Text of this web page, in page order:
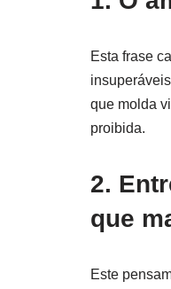
Esta frase
que molda
proibida.
2.
que
Este